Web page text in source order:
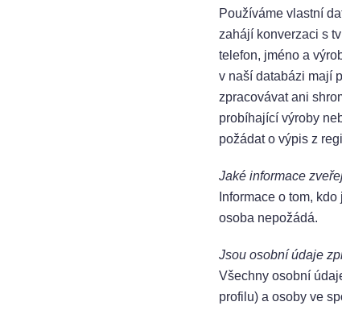
Používáme vlastní
zahájí konverzaci s
telefon, jméno a
v naší databázi mají
zpracovávat ani
probíhající výroby
požádat o výpis z
Jaké informace
Informace o tom,
osoba nepožádá.
Jsou osobní údaje
Všechny osobní
profilu) a osoby ve